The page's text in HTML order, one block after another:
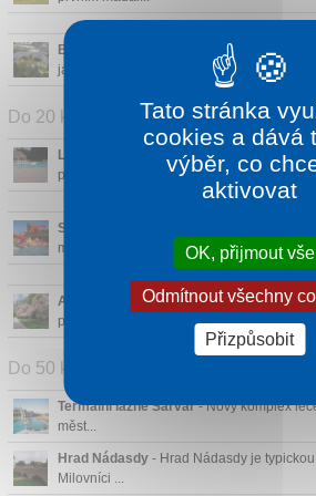
Bükfürdö
- Domov druhého největšího
jamkového golfové...
Do 20 km
Léčebné lázně Szeleste- Léčebné lázně
používa...
Sonnentherme Lutzmannsburg
- Lázně
maďarsko-rak...
Arboretum Szeleste- Arboretum
památkou Maď...
Do 50 km
Termální lázně Sárvár- Nový komplex
měst...
Hrad Nádasdy - Hrad Nádasdy je
Milovníci ...
Tato stránka
cookies a dává
výběr, co
aktivovat
OK, přijmout vše
Odmítnout všechny
Přizpůsobit